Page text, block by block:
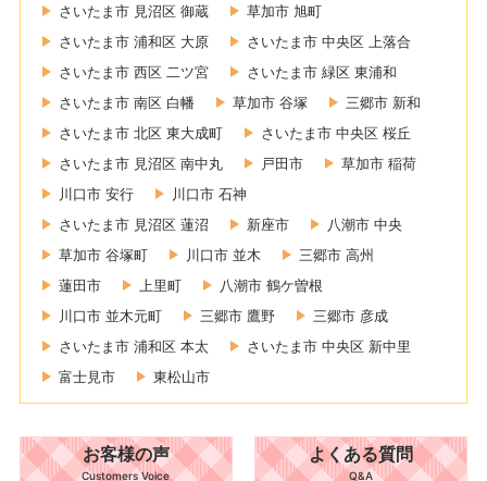
さいたま市 見沼区 御蔵
草加市 旭町
さいたま市 浦和区 大原
さいたま市 中央区 上落合
さいたま市 西区 二ツ宮
さいたま市 緑区 東浦和
さいたま市 南区 白幡
草加市 谷塚
三郷市 新和
さいたま市 北区 東大成町
さいたま市 中央区 桜丘
さいたま市 見沼区 南中丸
戸田市
草加市 稲荷
川口市 安行
川口市 石神
さいたま市 見沼区 蓮沼
新座市
八潮市 中央
草加市 谷塚町
川口市 並木
三郷市 高州
蓮田市
上里町
八潮市 鶴ケ曽根
川口市 並木元町
三郷市 鷹野
三郷市 彦成
さいたま市 浦和区 本太
さいたま市 中央区 新中里
富士見市
東松山市
お客様の声
Customers Voice
よくある質問
Q&A